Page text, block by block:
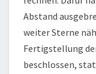
Abstand
weiter Sterne
Fertigstellung
beschlossen,